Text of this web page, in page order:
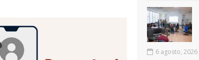
6 agosto, 2026